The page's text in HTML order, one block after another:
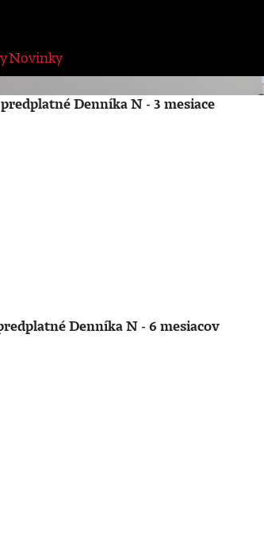
Novinky
Denníka N - 3 mesiace
Denníka N - 6 mesiacov